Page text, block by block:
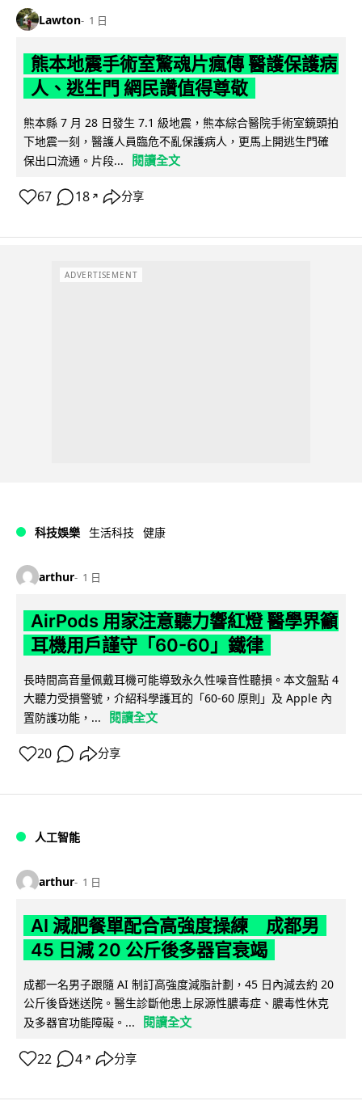
Lawton 1 日
熊本地震手術室驚魂片瘋傳 醫護保護病
人、逃生門 網民讚值得尊敬
熊本縣 7 月 28 日發生 7.1 級地震，熊本綜合醫院手術室鏡頭拍
下地震一刻，醫護人員臨危不亂保護病人，更馬上開逃生門確
保出口流通。片段...
閱讀全文
67 18 ↗ 分享
ADVERTISEMENT
科技娛樂 生活科技 健康
arthur 1 日
AirPods 用家注意聽力響紅燈 醫學界籲
耳機用戶謹守「60-60」鐵律
長時間高音量佩戴耳機可能導致永久性噪音性聽損。本文盤點 4
大聽力受損警號，介紹科學護耳的「60-60 原則」及 Apple 內
置防護功能，...
閱讀全文
20 分享
人工智能
arthur 1 日
AI 減肥餐單配合高強度操練 成都男
45 日減 20 公斤後多器官衰竭
成都一名男子跟隨 AI 制訂高強度減脂計劃，45 日內減去約 20
公斤後昏迷送院。醫生診斷他患上尿源性膿毒症、膿毒性休克
及多器官功能障礙。...
閱讀全文
22 4 ↗ 分享